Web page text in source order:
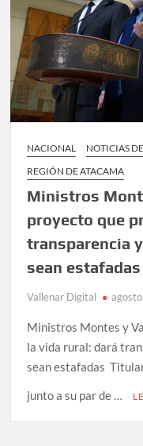
NACIONAL NOTICIAS
REGIÓN DE ATACAMA
Ministros
proyecto que
transparencia
sean estafadas
Vallenar Digital
Ministros Montes y
la vida rural: dará
sean estafadas
junto a su par de …